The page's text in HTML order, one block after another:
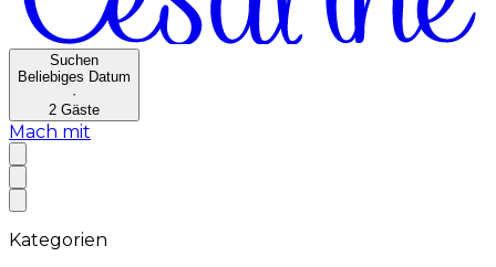
Suchen
Beliebiges Datum
·
2 Gäste
Mach mit
Kategorien